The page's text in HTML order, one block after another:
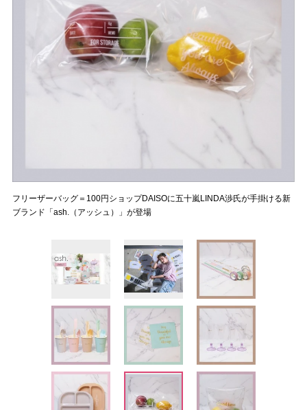
フリーザーバッグ＝100円ショップDAISOに五十嵐LINDA渉氏が手掛ける新
ブランド「ash.（アッシュ）」が登場